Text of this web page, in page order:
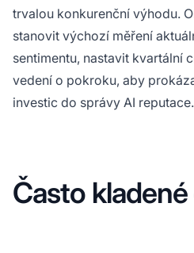
trvalou konkurenční výhodu.
stanovit výchozí měření
sentimentu, nastavit kvartální
vedení o pokroku, aby
investic do správy AI reputace.
Často